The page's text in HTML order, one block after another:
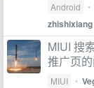
Android •
zhishixiang
MIUI 搜
推广页
MIUI •